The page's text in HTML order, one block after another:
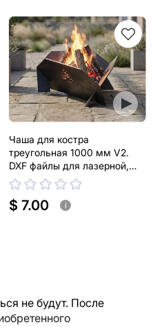
Чаша для костра
треугольная 1000 мм V2.
DXF файлы для лазерной,
плазменной резки
$ 7.00 i
не будут. После